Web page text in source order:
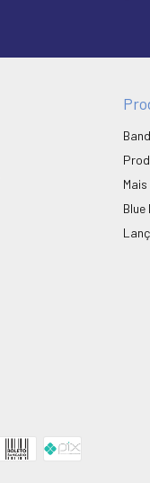
Blue